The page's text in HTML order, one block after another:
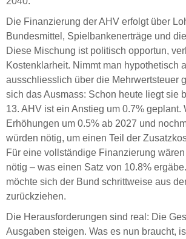
Die Finanzierung der AHV erfolgt über
Bundesmittel, Spielbankenerträge und
Diese Mischung ist politisch opportun,
Kostenklarheit. Nimmt man hypothetisch
ausschliesslich über die Mehrwertsteuer
sich das Ausmass: Schon heute liegt sie
13. AHV ist ein Anstieg um 0.7% geplant.
Erhöhungen um 0.5% ab 2027 und
würden nötig, um einen Teil der
Für eine vollständige Finanzierung
nötig – was einen Satz von 10.8%
möchte sich der Bund schrittweise aus
zurückziehen.
Die Herausforderungen sind real: Die
Ausgaben steigen. Was es nun braucht,